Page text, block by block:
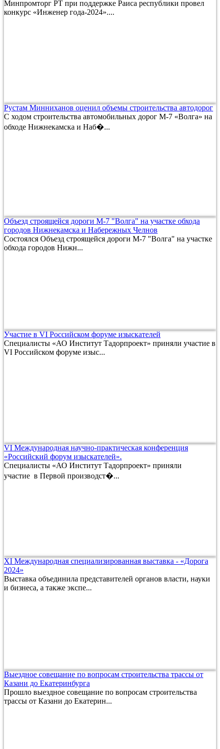
Минпромторг РТ при поддержке Раиса республики провел
конкурс «Инженер года-2024»....
Рустам Минниханов оценил объемы строительства автодорог
С ходом строительства автомобильных дорог М-7 «Волга» на
обходе Нижнекамска и Наб�...
Объезд строящейся дороги М-7 "Волга" на участке обхода
городов Нижнекамска и Набережных Челнов
Состоялся Объезд строящейся дороги М-7 "Волга" на участке
обхода городов Нижн...
Участие в VI Российском форуме изыскателей
Специалисты «АО Институт Тадорпроект» приняли участие в
VI Российском форуме изыс...
VI Международная научно-практическая конференция
«Российский форум изыскателей».
Специалисты «АО Институт Тадорпроект» приняли
участие в Первой производст�...
XI Международная специализированная выставка - «Дорога
2024»
Выставка объединила представителей органов власти, науки
и бизнеса, а также экспе...
Выездное совещание по вопросам строительства трассы от
Казани до Екатеринбурга
Прошло выездное совещание по вопросам строительства
трассы от Казани до Екатерин...